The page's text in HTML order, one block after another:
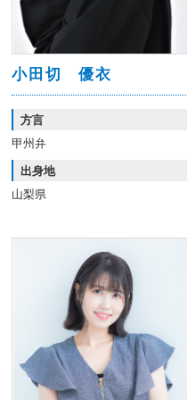
小田切 優衣
方言
甲州弁
出身地
山梨県